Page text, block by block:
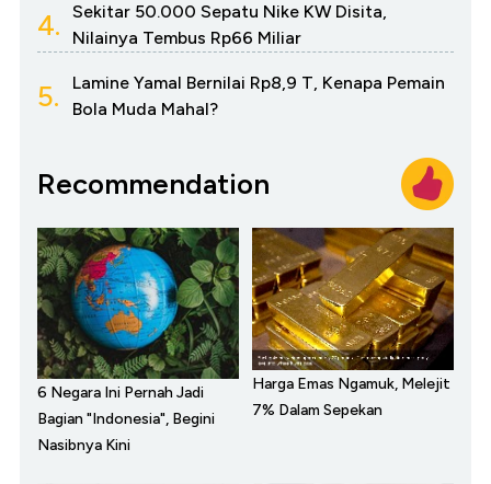
4.
Sekitar 50.000 Sepatu Nike KW Disita,
Nilainya Tembus Rp66 Miliar
5.
Lamine Yamal Bernilai Rp8,9 T, Kenapa Pemain
Bola Muda Mahal?
Recommendation
6 Negara Ini Pernah Jadi
Bagian "Indonesia", Begini
Nasibnya Kini
Harga Emas Ngamuk, Melejit
7% Dalam Sepekan